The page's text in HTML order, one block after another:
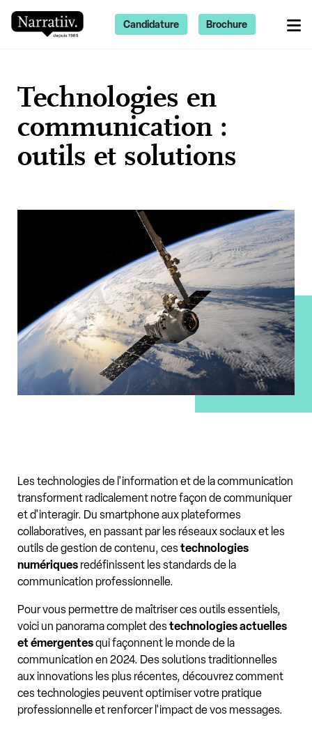
Technologies en
communication :
outils et solutions
Les technologies de l'information et de la communication
transforment radicalement notre façon de communiquer
et d'interagir. Du smartphone aux plateformes
collaboratives, en passant par les réseaux sociaux et les
outils de gestion de contenu, cestechnologies
numériques redéfinissent les standards de la
communication professionnelle.
Pour vous permettre de maîtriser ces outils essentiels,
voici un panorama complet destechnologies actuelles
et émergentesqui façonnent le monde de la
communication en 2024. Des solutions traditionnelles
aux innovations les plus récentes, découvrez comment
ces technologies peuvent optimiser votre pratique
professionnelle et renforcer l'impact de vos messages.
Candidature Brochure